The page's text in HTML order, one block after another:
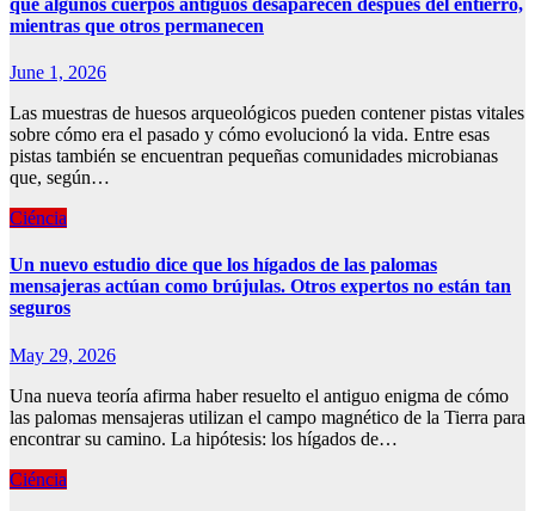
mientras que otros permanecen
June 1, 2026
Las muestras de huesos arqueológicos pueden contener pistas vitales
sobre cómo era el pasado y cómo evolucionó la vida. Entre esas
pistas también se encuentran pequeñas comunidades microbianas
que, según…
Ciéncia
Un nuevo estudio dice que los hígados de las palomas
mensajeras actúan como brújulas. Otros expertos no están tan
seguros
May 29, 2026
Una nueva teoría afirma haber resuelto el antiguo enigma de cómo
las palomas mensajeras utilizan el campo magnético de la Tierra para
encontrar su camino. La hipótesis: los hígados de…
Ciéncia